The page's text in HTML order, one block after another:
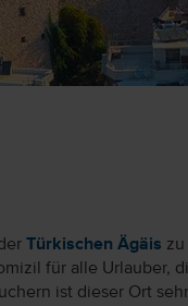
Türkischen Ägäis
für alle
ist dieser Ort